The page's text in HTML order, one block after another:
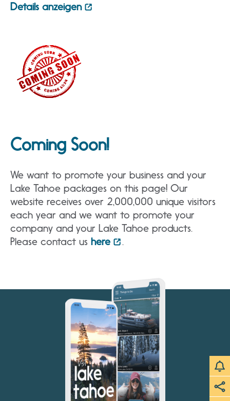
Details anzeigen
Coming Soon!
We want to promote your business and your
Lake Tahoe packages on this page! Our
website receives over 2,000,000 unique visitors
each year and we want to promote your
company and your Lake Tahoe products.
Please contact us here .